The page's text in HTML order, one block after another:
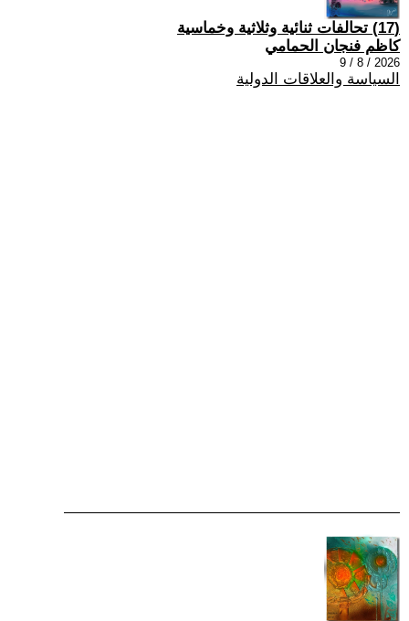
(17) تحالفات ثنائية وثلاثية وخماسية
كاظم فنجان الحمامي
2026 / 8 / 9
السياسة والعلاقات الدولية